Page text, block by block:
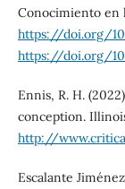
Conocimiento en
https://doi.org/
https://doi.org/
Ennis, R. H.
conception.
http://
Escalante